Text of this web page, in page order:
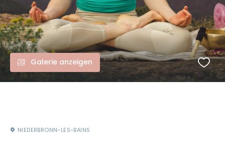
Galerie anzeigen
NIEDERBRONN-LES-BAINS